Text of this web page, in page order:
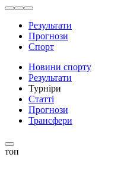
Результати
Прогнози
Спорт
Новини спорту
Результати
Турніри
Статті
Прогнози
Трансфери
топ